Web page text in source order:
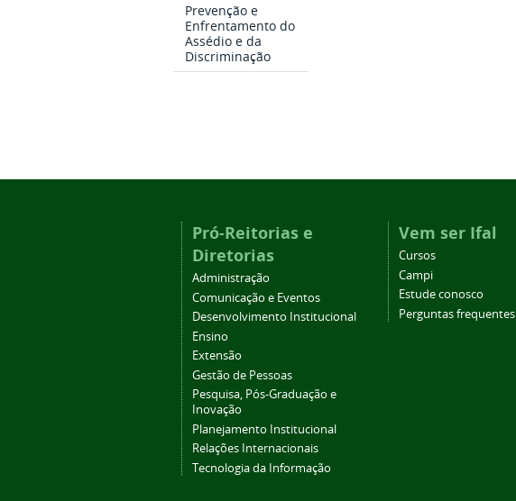
Prevenção e
Enfrentamento do
Assédio e da
Discriminação
Pró-Reitorias e
Diretorias
Administração
Comunicação e Eventos
Desenvolvimento Institucional
Ensino
Extensão
Gestão de Pessoas
Pesquisa, Pós-Graduação e
Inovação
Planejamento Institucional
Relações Internacionais
Tecnologia da Informação
Vem ser Ifal
Cursos
Campi
Estude conosco
Perguntas frequentes